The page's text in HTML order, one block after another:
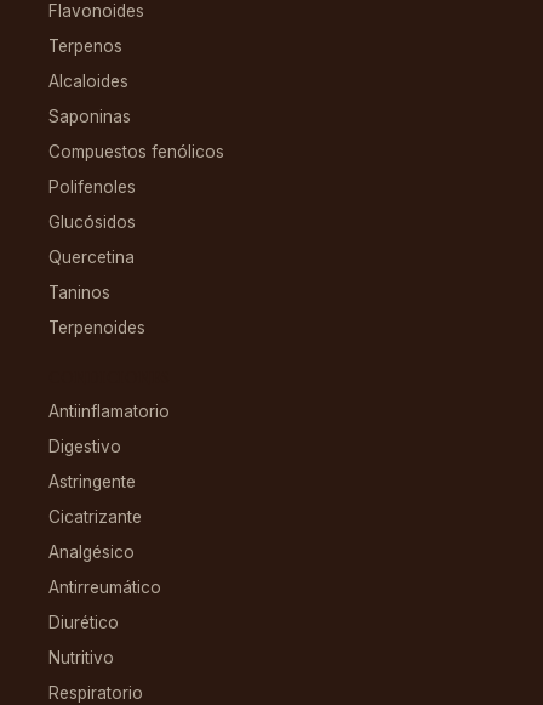
Flavonoides
Terpenos
Alcaloides
Saponinas
Compuestos fenólicos
Polifenoles
Glucósidos
Quercetina
Taninos
Terpenoides
Antiinflamatorio
Digestivo
Astringente
Cicatrizante
Analgésico
Antirreumático
Diurético
Nutritivo
Respiratorio